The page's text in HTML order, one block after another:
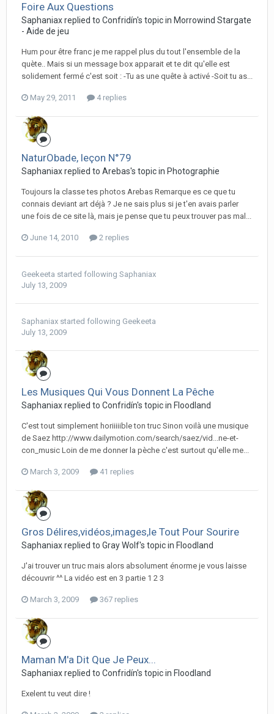
Foire Aux Questions
Saphaniax replied to Confridín's topic in Morrowind Stargate
- Aide de jeu
Hum pour être franc je me rappel plus du tout l'ensemble de la
quète.. Mais si un message box apparait et te dit qu'elle est
solidement fermé c'est soit : -Tu as une quête à activé -Soit tu as...
May 29, 2011 4 replies
NaturObade, leçon N°79
Saphaniax replied to Arebas's topic in Photographie
Toujours la classe tes photos Arebas Remarque es ce que tu
connais deviant art déjà ? Je ne sais plus si je t'en avais parler
une fois de ce site là, mais je pense que tu peux trouver pas mal...
June 14, 2010 2 replies
Geekeeta started following Saphaniax
July 13, 2009
Saphaniax started following Geekeeta
July 13, 2009
Les Musiques Qui Vous Donnent La Pêche
Saphaniax replied to Confridín's topic in Floodland
C'est tout simplement horiiiiible ton truc Sinon voilà une musique
de Saez http://www.dailymotion.com/search/saez/vid...ne-et-
con_music Loin de me donner la pèche c'est surtout qu'elle me...
March 3, 2009 41 replies
Gros Délires,vidéos,images,le Tout Pour Sourire
Saphaniax replied to Gray Wolf's topic in Floodland
J'ai trouver un truc mais alors absolument énorme je vous laisse
découvrir ^^ La vidéo est en 3 partie 1 2 3
March 3, 2009 367 replies
Maman M'a Dit Que Je Peux...
Saphaniax replied to Confridín's topic in Floodland
Exelent tu veut dire !